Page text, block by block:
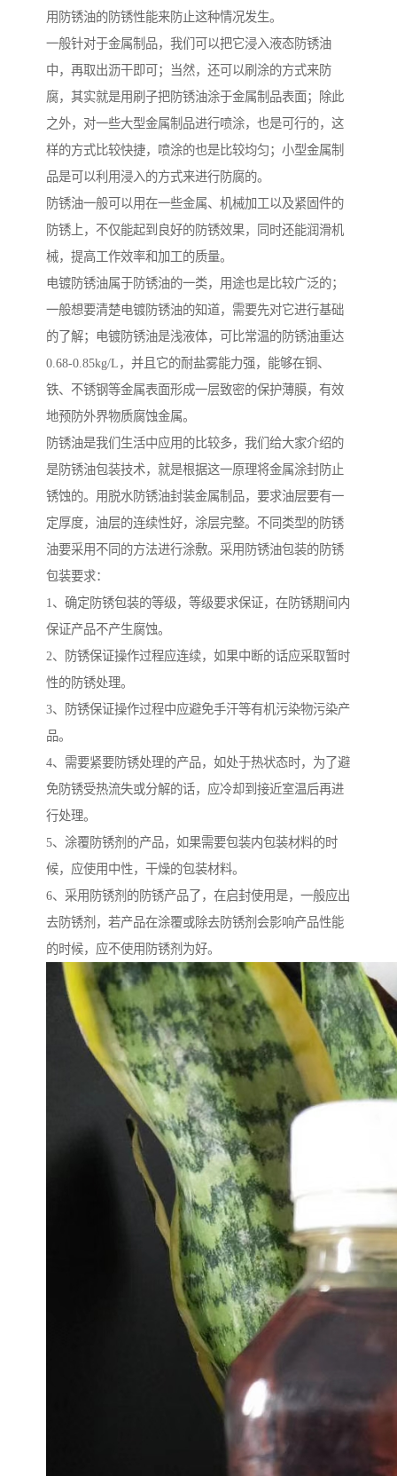
用防锈油的防锈性能来防止这种情况发生。
一般针对于金属制品，我们可以把它浸入液态防锈油
中，再取出沥干即可；当然，还可以刷涂的方式来防
腐，其实就是用刷子把防锈油涂于金属制品表面；除此
之外，对一些大型金属制品进行喷涂，也是可行的，这
样的方式比较快捷，喷涂的也是比较均匀；小型金属制
品是可以利用浸入的方式来进行防腐的。
防锈油一般可以用在一些金属、机械加工以及紧固件的
防锈上，不仅能起到良好的防锈效果，同时还能润滑机
械，提高工作效率和加工的质量。
电镀防锈油属于防锈油的一类，用途也是比较广泛的；
一般想要清楚电镀防锈油的知道，需要先对它进行基础
的了解；电镀防锈油是浅液体，可比常温的防锈油重达
0.68-0.85kg/L，并且它的耐盐雾能力强，能够在铜、
铁、不锈钢等金属表面形成一层致密的保护薄膜，有效
地预防外界物质腐蚀金属。
防锈油是我们生活中应用的比较多，我们给大家介绍的
是防锈油包装技术，就是根据这一原理将金属涂封防止
锈蚀的。用脱水防锈油封装金属制品，要求油层要有一
定厚度，油层的连续性好，涂层完整。不同类型的防锈
油要采用不同的方法进行涂敷。采用防锈油包装的防锈
包装要求：
1、确定防锈包装的等级，等级要求保证，在防锈期间内
保证产品不产生腐蚀。
2、防锈保证操作过程应连续，如果中断的话应采取暂时
性的防锈处理。
3、防锈保证操作过程中应避免手汗等有机污染物污染产
品。
4、需要紧要防锈处理的产品，如处于热状态时，为了避
免防锈受热流失或分解的话，应冷却到接近室温后再进
行处理。
5、涂覆防锈剂的产品，如果需要包装内包装材料的时
候，应使用中性，干燥的包装材料。
6、采用防锈剂的防锈产品了，在启封使用是，一般应出
去防锈剂，若产品在涂覆或除去防锈剂会影响产品性能
的时候，应不使用防锈剂为好。